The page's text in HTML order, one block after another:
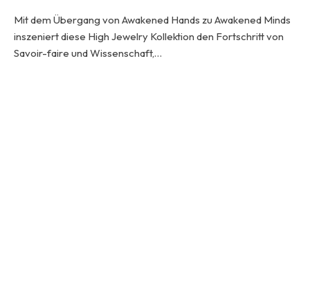
Mit dem Übergang von Awakened Hands zu Awakened Minds
inszeniert diese High Jewelry Kollektion den Fortschritt von
Savoir-faire und Wissenschaft,…